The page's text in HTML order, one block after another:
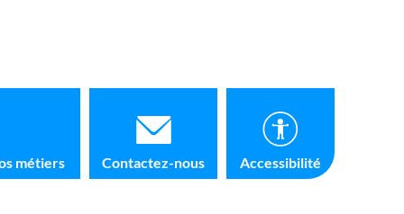
métiers Contactez-nous Accessibilité